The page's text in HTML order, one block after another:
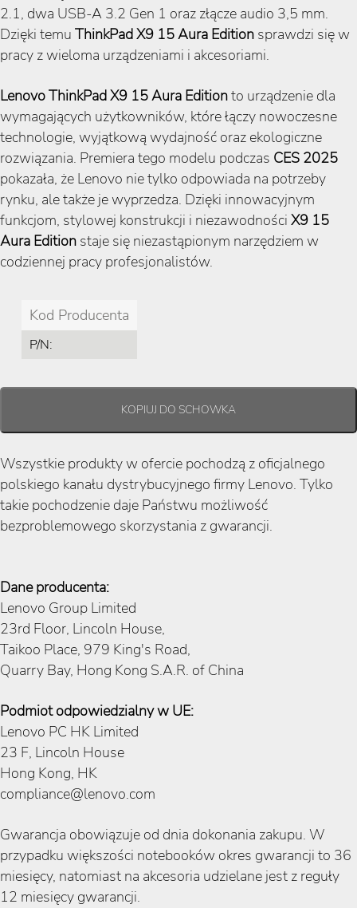
2.1, dwa USB-A 3.2 Gen 1 oraz złącze audio 3,5 mm.
Dzięki temu ThinkPad X9 15 Aura Edition sprawdzi się w
pracy z wieloma urządzeniami i akcesoriami.
Lenovo ThinkPad X9 15 Aura Editionto urządzenie dla
wymagających użytkowników, które łączy nowoczesne
technologie, wyjątkową wydajność oraz ekologiczne
rozwiązania. Premiera tego modelu podczas CES 2025
pokazała, że Lenovo nie tylko odpowiada na potrzeby
rynku, ale także je wyprzedza. Dzięki innowacyjnym
funkcjom, stylowej konstrukcji i niezawodności X9 15
Aura Edition staje się niezastąpionym narzędziem w
codziennej pracy profesjonalistów.
Kod Producenta
P/N:
Wszystkie produkty w ofercie pochodzą z oficjalnego
polskiego kanału dystrybucyjnego firmy Lenovo. Tylko
takie pochodzenie daje Państwu możliwość
bezproblemowego skorzystania z gwarancji.
Dane producenta:
Lenovo Group Limited
23rd Floor, Lincoln House,
Taikoo Place, 979 King's Road,
Quarry Bay, Hong Kong S.A.R. of China
Podmiot odpowiedzialny w UE:
Lenovo PC HK Limited
23 F, Lincoln House
Hong Kong, HK
compliance@lenovo.com
Gwarancja obowiązuje od dnia dokonania zakupu. W
przypadku większości notebooków okres gwarancji to 36
miesięcy, natomiast na akcesoria udzielane jest z reguły
12 miesięcy gwarancji.